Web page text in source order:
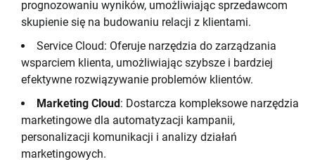
prognozowaniu wyników, umożliwiając sprzedawcom
skupienie się na budowaniu relacji z klientami.
Service Cloud: Oferuje narzędzia do zarządzania
wsparciem klienta, umożliwiając szybsze i bardziej
efektywne rozwiązywanie problemów klientów.
Marketing Cloud: Dostarcza kompleksowe narzędzia
marketingowe dla automatyzacji kampanii,
personalizacji komunikacji i analizy działań
marketingowych.